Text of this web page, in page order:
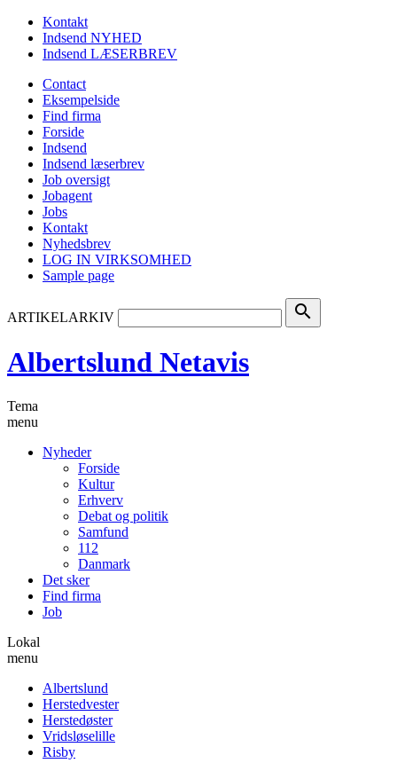
Kontakt
Indsend NYHED
Indsend LÆSERBREV
Contact
Eksempelside
Find firma
Forside
Indsend
Indsend læserbrev
Job oversigt
Jobagent
Jobs
Kontakt
Nyhedsbrev
LOG IN VIRKSOMHED
Sample page
ARTIKELARKIV search
Albertslund Netavis
Tema
menu
Nyheder
Forside
Kultur
Erhverv
Debat og politik
Samfund
112
Danmark
Det sker
Find firma
Job
Lokal
menu
Albertslund
Herstedvester
Herstedøster
Vridsløselille
Risby